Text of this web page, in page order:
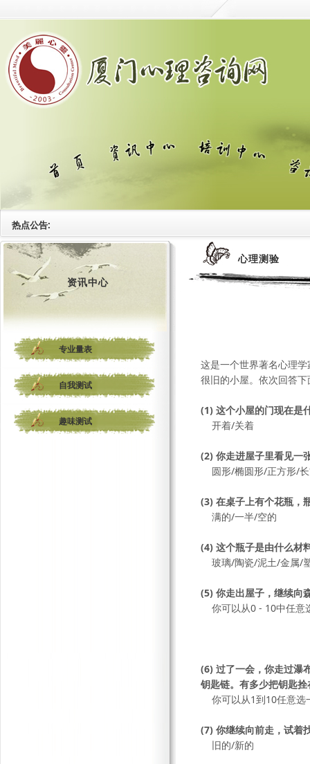
热点公告:
资讯中心
专业量表
自我测试
趣味测试
心理测验
这是一个世界著名心理
很旧的小屋。依次回答
(1) 这个小屋的门现在是
开着/关着
(2) 你走进屋子里看见一
圆形/椭圆形/正方形/
(3) 在桌子上有个花瓶，
满的/一半/空的
(4) 这个瓶子是由什么材
玻璃/陶瓷/泥土/金属/
(5) 你走出屋子，继续向
你可以从0 - 10中任意
(6) 过了一会，你走过瀑
钥匙链。有多少把钥匙
你可以从1到10任意选
(7) 你继续向前走，试着
旧的/新的